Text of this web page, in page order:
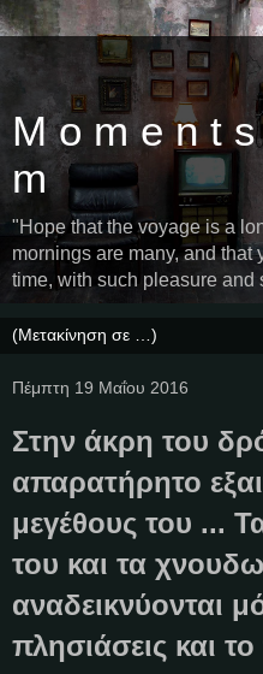
M o m e n t
m
"Hope that the voyage is a
mornings are many, and that
time, with such pleasure and
Πέμπτη 19 Μαΐου 2016
Στην άκρη του
απαρατήρητο
μεγέθους του ...
του και τα
αναδεικνύονται
πλησιάσεις και